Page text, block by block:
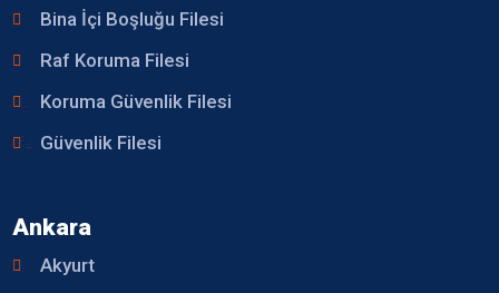
Bina İçi Boşluğu Filesi
Raf Koruma Filesi
Koruma Güvenlik Filesi
Güvenlik Filesi
Ankara
Akyurt